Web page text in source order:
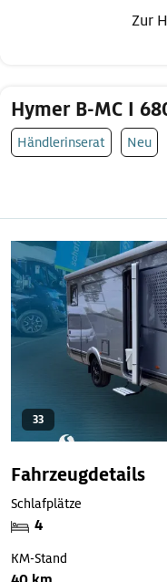
Zur
Hymer B-MC I
Händlerinserat Neu
33
Fahrzeugdetails
Schlafplätze
4
KM-Stand